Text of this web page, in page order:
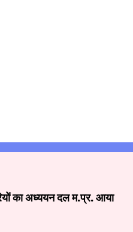
का अध्ययन दल म.प्र. आया